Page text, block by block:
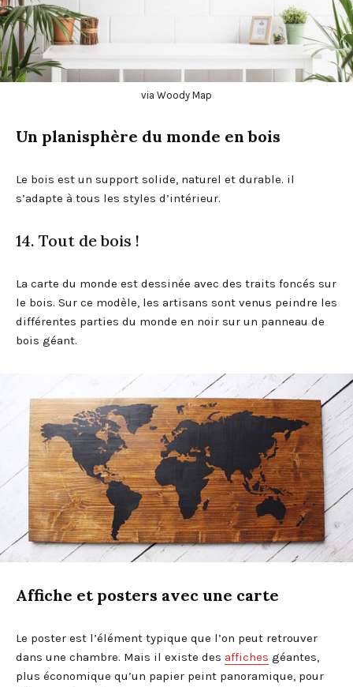
via Woody Map
Un planisphère du monde en bois
Le bois est un support solide, naturel et durable. il
s’adapte à tous les styles d’intérieur.
14. Tout de bois !
La carte du monde est dessinée avec des traits foncés sur
le bois. Sur ce modèle, les artisans sont venus peindre les
différentes parties du monde en noir sur un panneau de
bois géant.
Affiche et posters avec une carte
Le poster est l’élément typique que l’on peut retrouver
dans une chambre. Mais il existe des affiches géantes,
plus économique qu’un papier peint panoramique, pour